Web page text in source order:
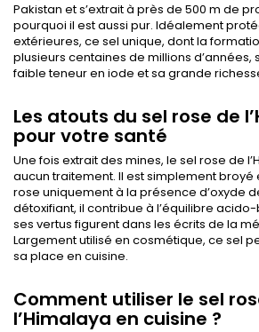
Pakistan et s’extrait à près de 500 m de
pourquoi il est aussi pur. Idéalement
extérieures, ce sel unique, dont la
plusieurs centaines de millions d’années,
faible teneur en iode et sa grande
Les atouts du sel rose de
pour votre santé
Une fois extrait des mines, le sel rose de
aucun traitement. Il est simplement broyé
rose uniquement à la présence d’oxyde
détoxifiant, il contribue à l’équilibre
ses vertus figurent dans les écrits de la
Largement utilisé en cosmétique, ce sel
sa place en cuisine.
Comment utiliser le sel
l’Himalaya en cuisine ?